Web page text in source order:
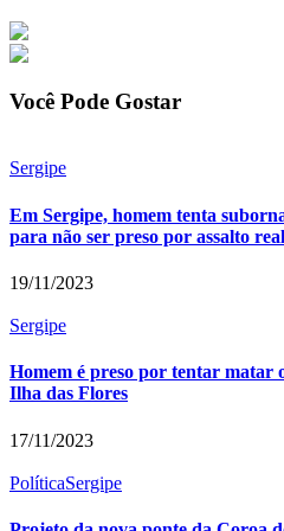
Você Pode Gostar
Sergipe
Em Sergipe, homem tenta
para não ser preso por assalto
19/11/2023
Sergipe
Homem é preso por tentar matar
Ilha das Flores
17/11/2023
PolíticaSergipe